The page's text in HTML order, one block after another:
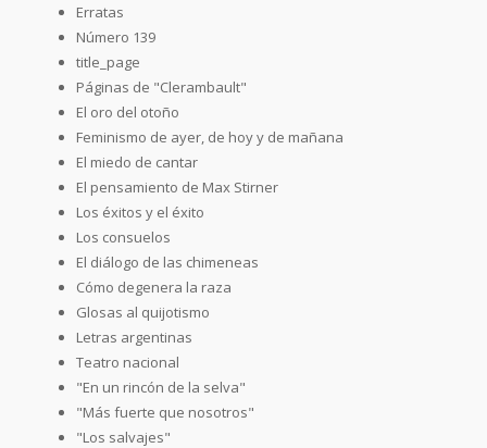
Erratas
Número 139
title_page
Páginas de "Clerambault"
El oro del otoño
Feminismo de ayer, de hoy y de mañana
El miedo de cantar
El pensamiento de Max Stirner
Los éxitos y el éxito
Los consuelos
El diálogo de las chimeneas
Cómo degenera la raza
Glosas al quijotismo
Letras argentinas
Teatro nacional
"En un rincón de la selva"
"Más fuerte que nosotros"
"Los salvajes"